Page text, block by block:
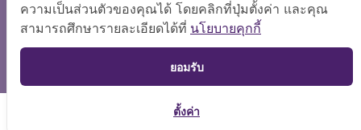
สงวนลิขสิทธิ์ © 2566 กองบริหารการคลัง
แสดงผลได้ดีที่ขนาดหน้าจอ 1024x768 pixel
แผนผังเว็บไซต์
TOP
ความเป็นส่วนตัวของคุณได้ โดยคลิกที่ปุ่มตั้งค่า และคุณ
สามารถศึกษารายละเอียดได้ที่ นโยบายคุกกี้
ยอมรับ
ตั้งค่า